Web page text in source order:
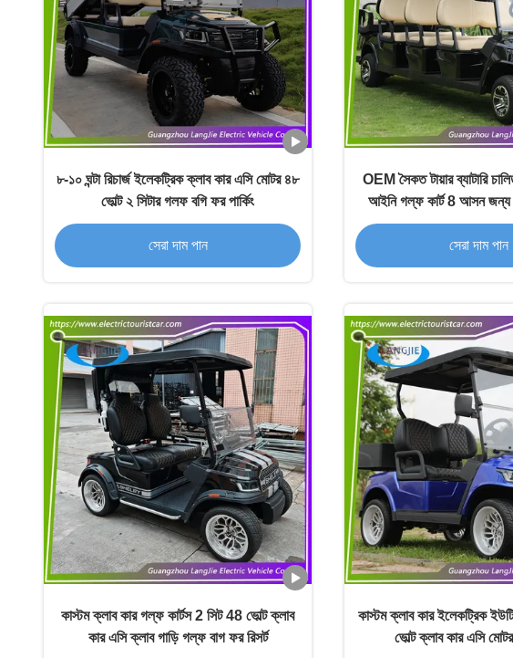
৮-১০ ঘন্টা রিচার্জ ইলেকট্রিক ক্লাব কার এসি মোটর ৪৮
ভোল্ট ২ সিটার গলফ বগি ফর পার্কিং
সেরা দাম পান
OEM সৈকত টায়ার ব্যাটারি
আইনি গল্ফ কার্ট 8 আসন জন্য
সেরা দাম পান
কাস্টম ক্লাব কার গল্ফ কার্টস 2 সিট 48 ভোল্ট ক্লাব
কার এসি ক্লাব গাড়ি গল্ফ বাগ ফর রিসর্ট
কাস্টম ক্লাব কার ইলেকট্রিক
ভোল্ট ক্লাব কার এসি